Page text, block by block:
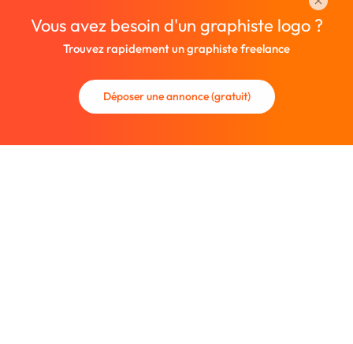
Vous avez besoin d'un graphiste logo ?
Trouvez rapidement un graphiste freelance
Déposer une annonce (gratuit)